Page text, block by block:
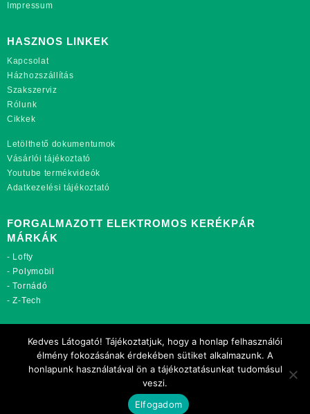
Impressum
HASZNOS LINKEK
Kapcsolat
Házhozszállítás
Szakszerviz
Rólunk
Cikkek
Letölthető dokumentumok
Vásárlói tájékoztató
Youtube termékvideók
Adatkezelési tájékoztató
FORGALMAZOTT ELEKTROMOS KERÉKPÁR
MÁRKÁK
- Lofty
- Polymobil
-Tornádó
-Z-Tech
rekordmobil.hu
rekordmotor.hu
motorkerekparalkatreszek.hu
Copyright 2021 Rekord-Mobil Kft.
Kedves Látogató! Tájékoztatjuk, hogy a honlap felhasználói
élmény fokozásának érdekében sütiket alkalmazunk. A
honlapunk használatával ön a tájékoztatásunkat tudomásul
veszi.
Elfogadom